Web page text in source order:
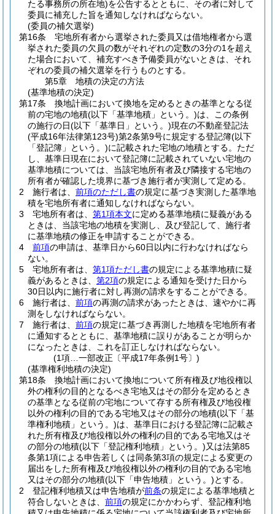
たる事務所の所在地)を公告するとともに、その者に対して
委員に補充した旨を通知しなければならない。
(委員の補欠選挙)
第16条
宅地所有者から選挙された委員又は借地権者から選
挙された委員の欠員の数がそれぞれの定数の3分の1を超え
た場合において、補充すべき予備委員がないときは、それ
ぞれの委員の補欠選挙を行うものとする。
第5章
地積の決定の方法
(基準地積の決定)
第17条
換地計画において換地を定めるときの基準となる従
前の宅地の地積(以下「基準地積」という。)は、この条例
の施行の日(以下「基準日」という。)現在の不動産登記法
(平成16年法律第123号)第2条第9号に規定する登記簿(以下
「登記簿」という。)に記載された宅地の地積とする。 ただ
し、基準日現在において登記簿に記載されていない宅地の
基準地積については、当該宅地所有者及び隣接する宅地の
所有者が確認した境界に基づき施行者が実測して定める。
2
施行者は、 前項のただし書の規定に基づき実測した基準地
積を宅地所有者に通知しなければならない。
3
宅地所有者は、 第1項本文に定める基準地積に疑義がある
ときは、当該宅地の地積を実測し、及び登記して、施行者
に基準地積の修正を申請することができる。
4
前項の申請は、基準日から60日以内に行わなければなら
ない。
5
宅地所有者は、 第1項ただし書の規定による基準地積に疑
義があるときは、 第2項の規定による通知を受けた日から
30日以内に施行者に対し再測の請求をすることができる。
6
施行者は、 前項の再測の請求があったときは、速やかに再
測をしなければならない。
7
施行者は、 前項の規定に基づき再測した地積を宅地所有者
に通知するとともに、基準地積に誤りがあることが明らか
になったときは、これを訂正しなければならない。
(1項…一部改正〔平成17年条例1号〕)
(基準権利地積の決定)
第18条
換地計画において換地について所有権及び地役権以
外の権利の目的となるべき宅地又はその部分を定めるとき
の基準となる従前の宅地について存する所有権及び地役権
以外の権利の目的である宅地又はその部分の地積(以下「基
準権利地積」という。)は、基準日における登記簿に記載さ
れた所有権及び地役権以外の権利の目的である宅地又はそ
の部分の地積(以下「登記権利地積」という。)又は法第85
条第1項による申告若しくは同条第3項の規定による変更の
届出をした所有権及び地役権以外の権利の目的である宅地
又はその部分の地積(以下「申告地積」という。)とする。
2
登記権利地積又は申告地積が前条の規定による基準地積と
符合しないときは、 前項の規定にかかわらず、登記権利地